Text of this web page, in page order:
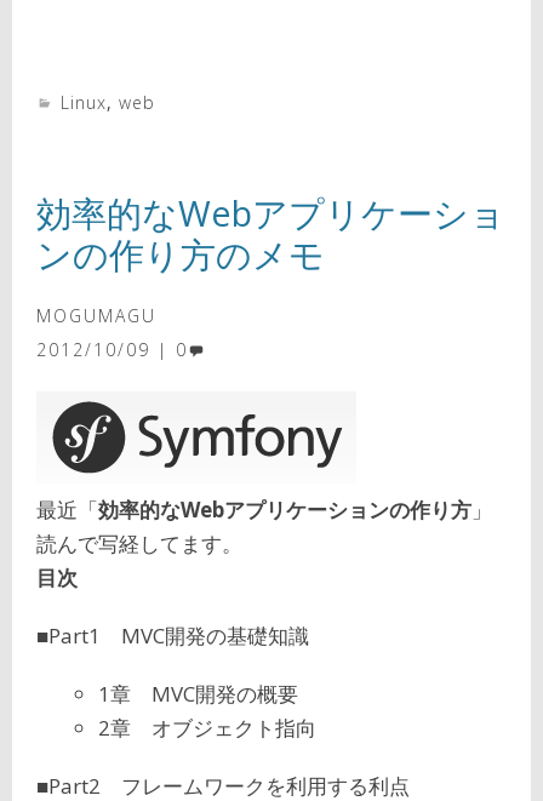
Linux, web
効率的なWebアプリケーショ
ンの作り方のメモ
MOGUMAGU
2012/10/09
0
最近「効率的なWebアプリケーションの作り方 」
読んで写経してます。
目次
■Part1 MVC開発の基礎知識
1章 MVC開発の概要
2章 オブジェクト指向
■Part2 フレームワークを利用する利点